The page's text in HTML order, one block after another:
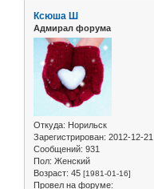
Ксюша Ш
Адмирал форума
Откуда: Норильск
Зарегистрирован: 2012-12-21
Сообщений: 931
Пол: Женский
Возраст: 45 [1981-01-16]
Провел на форуме: